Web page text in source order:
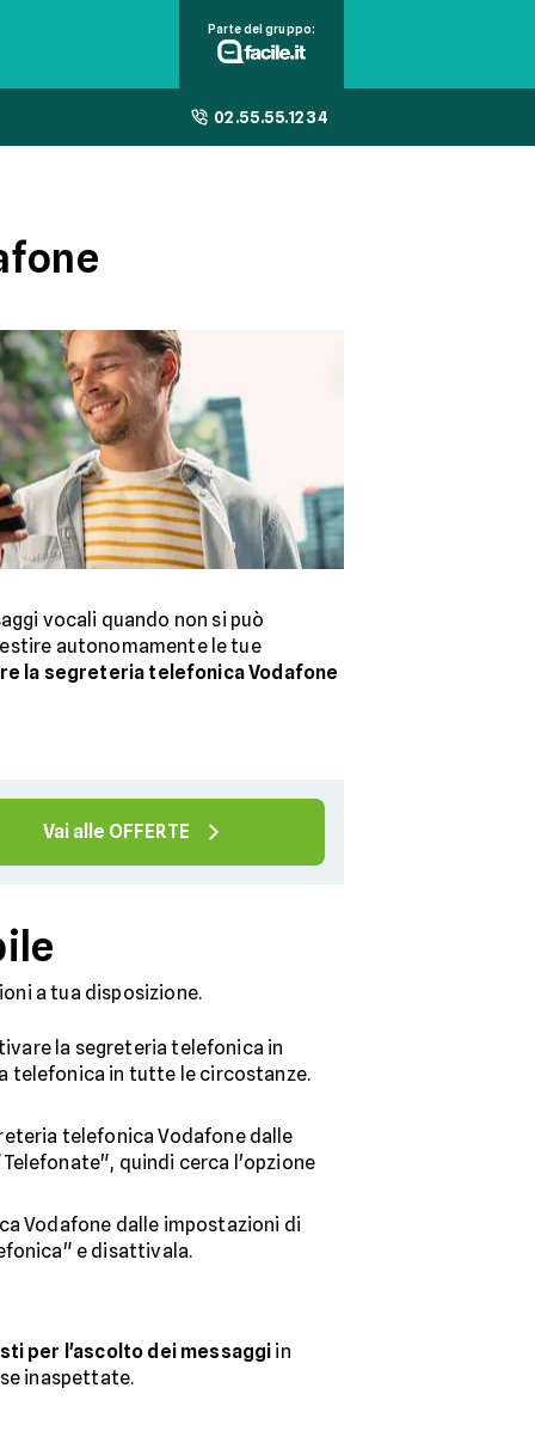
02.55.55.1234
Parte del gruppo:
vocali quando non si può
autonomamente le tue
la segreteria telefonica Vodafone
Vai alle OFFERTE
a tua disposizione.
la segreteria telefonica in
telefonica in tutte le circostanze.
telefonica Vodafone dalle
quindi cerca l'opzione
Vodafone dalle impostazioni di
e disattivala.
per l'ascolto dei messaggi in
inaspettate.